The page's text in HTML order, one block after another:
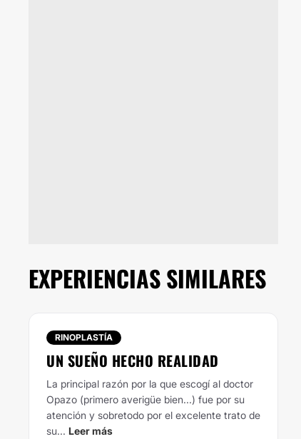
EXPERIENCIAS SIMILARES
RINOPLASTÍA
UN SUEÑO HECHO REALIDAD
La principal razón por la que escogí al doctor
Opazo (primero averigüe bien...) fue por su
atención y sobretodo por el excelente trato de
su... Leer más